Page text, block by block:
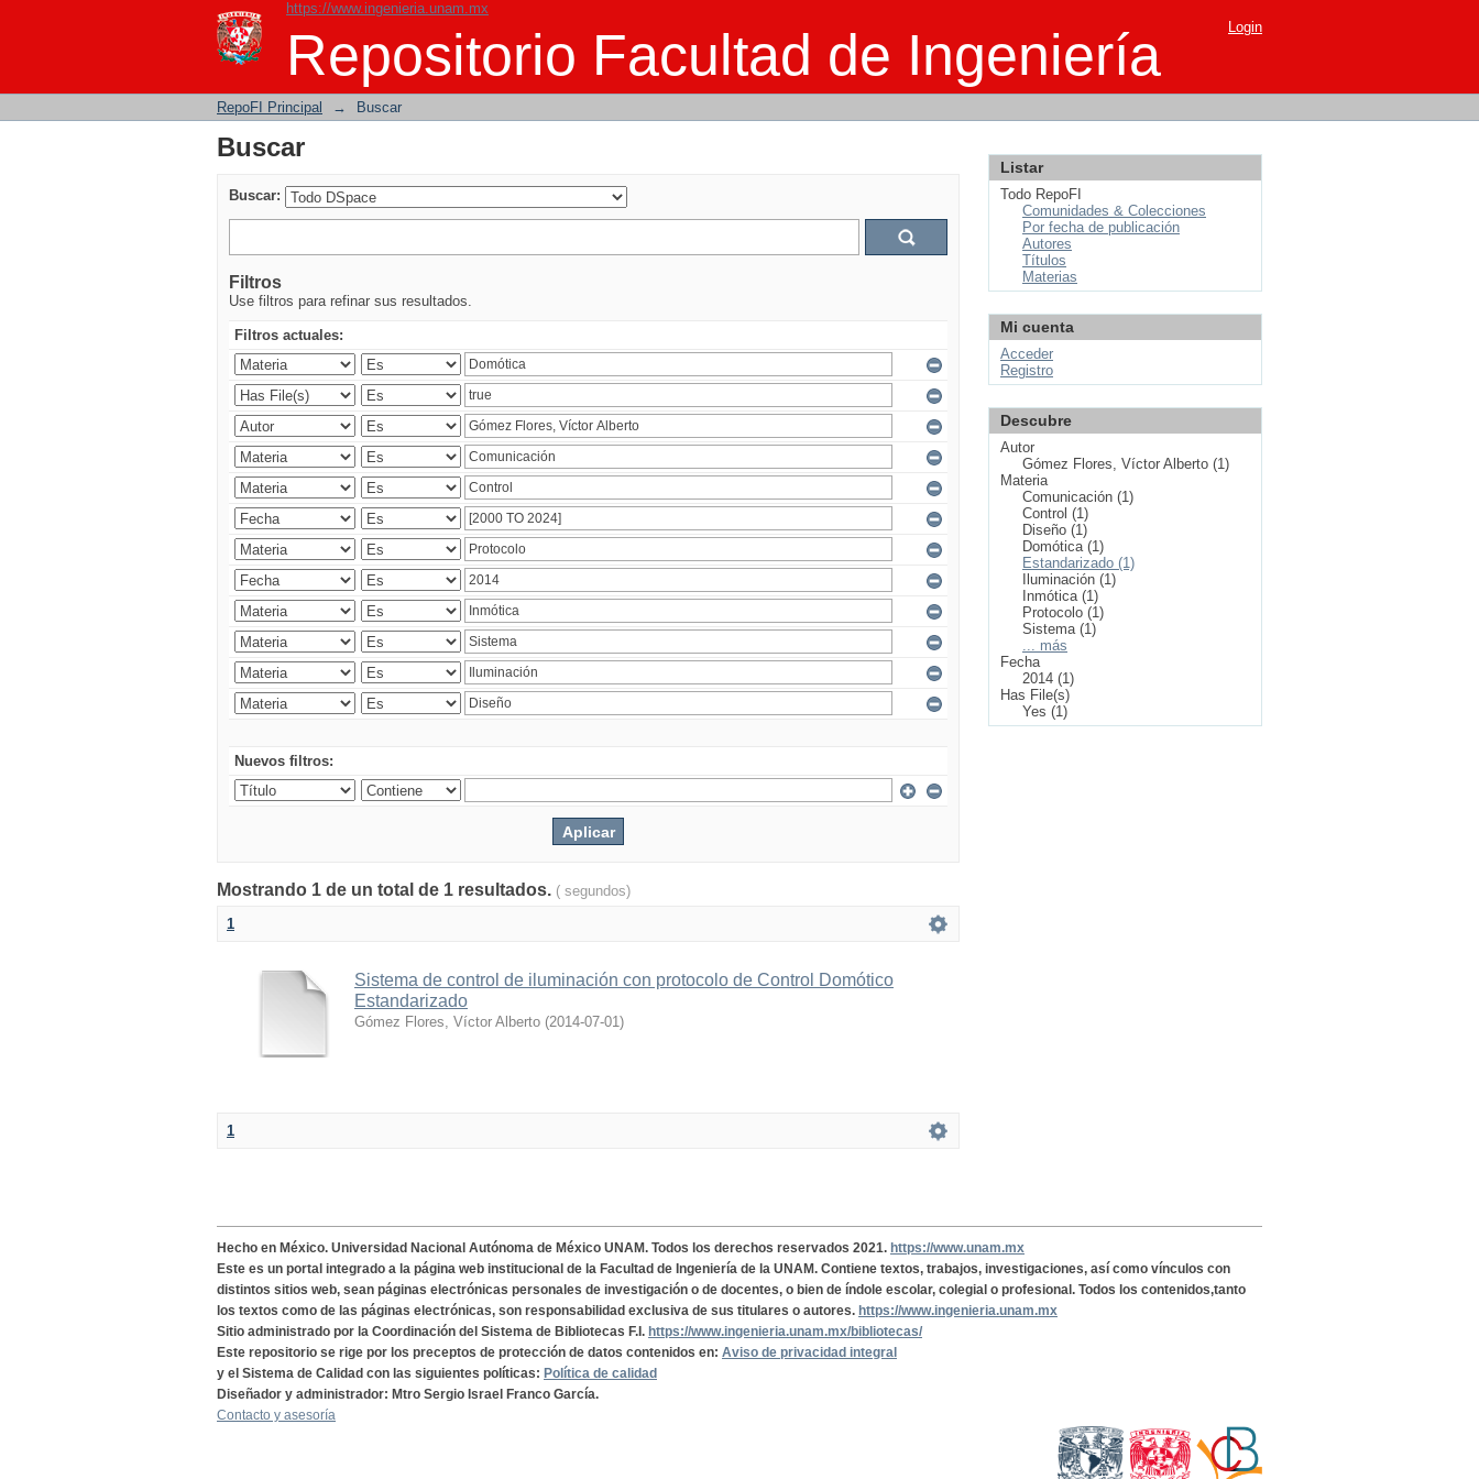
https://www.ingenieria.unam.mx
Repositorio Facultad de Ingeniería
Buscar Login
RepoFI Principal → Buscar
Buscar
Buscar:
Filtros
Use filtros para refinar sus resultados.
Filtros actuales:
Nuevos filtros:
Mostrando 1 de un total de 1 resultados. ( segundos)
1
Sistema de control de iluminación con protocolo de Control Domótico
Estandarizado
Gómez Flores, Víctor Alberto (2014-07-01)
1
Listar
Todo RepoFI
Comunidades & Colecciones
Por fecha de publicación
Autores
Títulos
Materias
Mi cuenta
Acceder
Registro
Descubre
Autor
Gómez Flores, Víctor Alberto (1)
Materia
Comunicación (1)
Control (1)
Diseño (1)
Domótica (1)
Estandarizado (1)
Iluminación (1)
Inmótica (1)
Protocolo (1)
Sistema (1)
... más
Fecha
2014 (1)
Has File(s)
Yes (1)
Hecho en México. Universidad Nacional Autónoma de México UNAM. Todos los derechos reservados 2021. https://www.unam.mx
Este es un portal integrado a la página web institucional de la Facultad de Ingeniería de la UNAM. Contiene textos, trabajos, investigaciones, así como vínculos con
distintos sitios web, sean páginas electrónicas personales de investigación o de docentes, o bien de índole escolar, colegial o profesional. Todos los contenidos,tanto
los textos como de las páginas electrónicas, son responsabilidad exclusiva de sus titulares o autores. https://www.ingenieria.unam.mx
Sitio administrado por la Coordinación del Sistema de Bibliotecas F.I. https://www.ingenieria.unam.mx/bibliotecas/
Este repositorio se rige por los preceptos de protección de datos contenidos en: Aviso de privacidad integral
y el Sistema de Calidad con las siguientes políticas: Política de calidad
Diseñador y administrador: Mtro Sergio Israel Franco García.
Contacto y asesoría